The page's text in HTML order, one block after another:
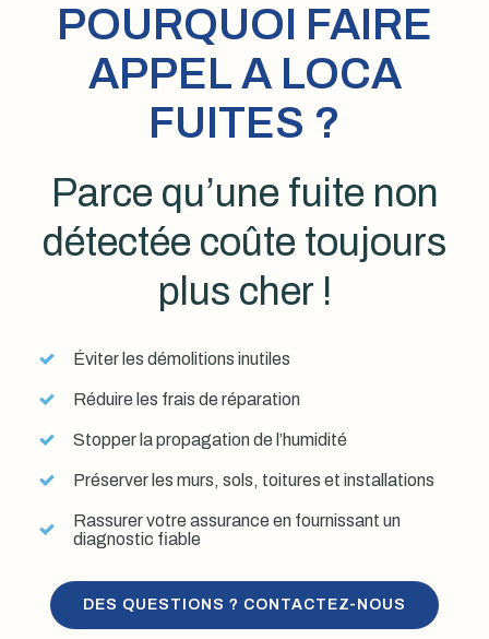
POURQUOI FAIRE
APPEL A LOCA
FUITES ?
Parce qu’une fuite non
détectée coûte toujours
plus cher !
Éviter les démolitions inutiles
Réduire les frais de réparation
Stopper la propagation de l’humidité
Préserver les murs, sols, toitures et installations
Rassurer votre assurance en fournissant un
diagnostic fiable
DES QUESTIONS ? CONTACTEZ-NOUS